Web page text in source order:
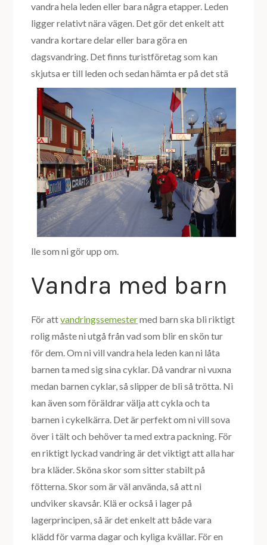
vandra hela leden eller bara några etapper. Leden
ligger relativt nära vägen. Det gör det enkelt att
vandra kortare delar eller bara göra en
dagsvandring. Det finns turistföretag som kan
skjutsa er till leden och sedan hämta er på det stä
lle som ni gör upp om.
Vandra med barn
För attvandringssemestermed barn ska bli riktigt
rolig måste ni utgå från vad som blir en skön tur
för dem. Om ni vill vandra hela leden kan ni låta
barnen ta med sig sina cyklar. Då vandrar ni vuxna
medan barnen cyklar, så slipper de bli så trötta. Ni
kan även som föräldrar välja att cykla och ta
barnen i cykelkärra. Det är perfekt om ni vill sova
över i tält och behöver ta med extra packning. För
en riktigt lyckad vandring är det viktigt att alla har
bra kläder. Sköna skor som sitter stabilt på
fötterna. Skor som är väl använda, så att ni
undviker skavsår. Klä er också i lager på
lagerprincipen, så är det enkelt att både vara
klädd för varma dagar och kyliga kvällar. För en